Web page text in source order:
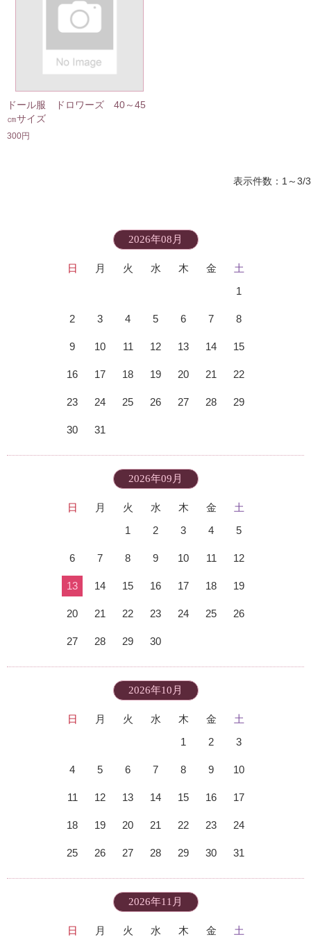
ドール服 ドロワーズ 40～45
㎝サイズ
300円
表示件数：1～3/3
2026年08月
日 月 火 水 木 金
土
1
2 3 4 5 6 7 8
9 10 11 12 13 14 15
16 17 18 19 20 21 22
23 24 25 26 27 28 29
30 31
2026年09月
日 月 火 水 木 金
土
1
2 3 4 5
6 7 8 9 10 11 12
13 14 15 16 17 18 19
20 21 22 23 24 25 26
27 28 29 30
2026年10月
日 月 火 水 木 金
土
1
2 3
4 5 6 7 8 9 10
11 12 13 14 15 16 17
18 19 20 21 22 23 24
25 26 27 28 29 30 31
2026年11月
日 月 火 水 木 金
土